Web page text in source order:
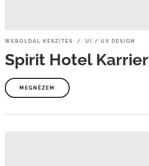
WEBOLDAL KÉSZÍTÉS / UI / UX DESIGN
Spirit Hotel Karrier
MEGNÉZEM